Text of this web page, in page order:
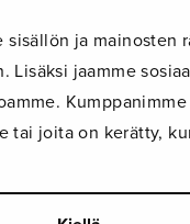
sisällön ja
Lisäksi jaamme
tai joita on kerätty,